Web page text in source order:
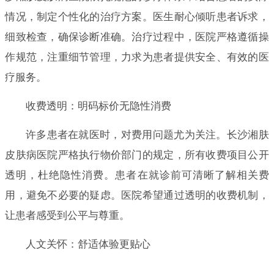
情况，制定个性化的治疗方案。医生耐心倾听患者诉求，
细致检查，确保诊断准确。治疗过程中，医院严格遵循操
作规范，注重细节管理，力求为患者提供安全、有效的医
疗服务。
收费透明：明码标价无隐性消费
许多患者在就医时，对费用问题尤为关注。长沙湘肤
皮肤病医院严格执行物价部门的规定，所有收费项目公开
透明，杜绝隐性消费。患者在就诊前可清晰了解相关费
用，避免不必要的疑虑。医院希望通过透明的收费机制，
让患者感受到公平与尊重。
人文关怀：舒适体验更贴心